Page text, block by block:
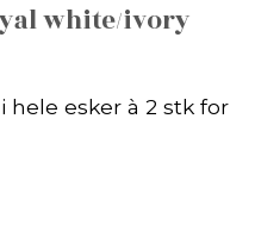
white/ivory
hele esker à 2 stk for